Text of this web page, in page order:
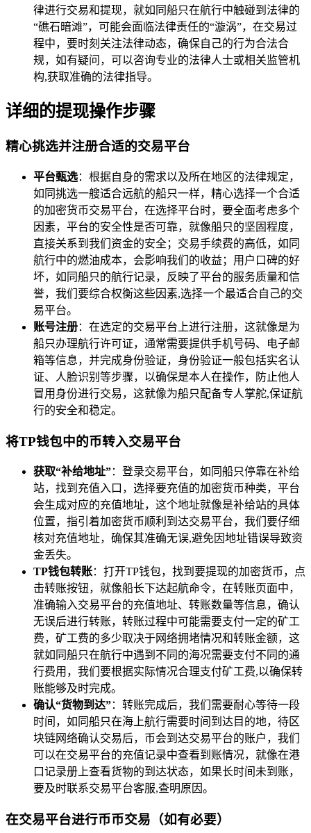
律进行交易和提现，就如同船只在航行中触碰到法律的
“礁石暗滩”，可能会面临法律责任的“漩涡”，在交易过
程中，要时刻关注法律动态，确保自己的行为合法合
规，如有疑问，可以咨询专业的法律人士或相关监管机
构,获取准确的法律指导。
详细的提现操作步骤
精心挑选并注册合适的交易平台
平台甄选：根据自身的需求以及所在地区的法律规定，
如同挑选一艘适合远航的船只一样，精心选择一个合适
的加密货币交易平台，在选择平台时，要全面考虑多个
因素，平台的安全性是否可靠，就像船只的坚固程度，
直接关系到我们资金的安全；交易手续费的高低，如同
航行中的燃油成本，会影响我们的收益；用户口碑的好
坏，如同船只的航行记录，反映了平台的服务质量和信
誉，我们要综合权衡这些因素,选择一个最适合自己的交
易平台。
账号注册：在选定的交易平台上进行注册，这就像是为
船只办理航行许可证，通常需要提供手机号码、电子邮
箱等信息，并完成身份验证，身份验证一般包括实名认
证、人脸识别等步骤，以确保是本人在操作，防止他人
冒用身份进行交易，这就像为船只配备专人掌舵,保证航
行的安全和稳定。
将TP钱包中的币转入交易平台
获取“补给地址”：登录交易平台，如同船只停靠在补给
站，找到充值入口，选择要充值的加密货币种类，平台
会生成对应的充值地址，这个地址就像是补给站的具体
位置，指引着加密货币顺利到达交易平台，我们要仔细
核对充值地址，确保其准确无误,避免因地址错误导致资
金丢失。
TP钱包转账：打开TP钱包，找到要提现的加密货币，点
击转账按钮，就像船长下达起航命令，在转账页面中，
准确输入交易平台的充值地址、转账数量等信息，确认
无误后进行转账，转账过程中可能需要支付一定的矿工
费，矿工费的多少取决于网络拥堵情况和转账金额，这
就如同船只在航行中遇到不同的海况需要支付不同的通
行费用，我们要根据实际情况合理支付矿工费,以确保转
账能够及时完成。
确认“货物到达”：转账完成后，我们需要耐心等待一段
时间，如同船只在海上航行需要时间到达目的地，待区
块链网络确认交易后，币会到达交易平台的账户，我们
可以在交易平台的充值记录中查看到账情况，就像在港
口记录册上查看货物的到达状态，如果长时间未到账，
要及时联系交易平台客服,查明原因。
在交易平台进行币币交易（如有必要）